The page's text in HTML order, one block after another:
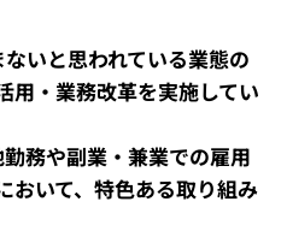
いと思われている業態の
用・業務改革を実施してい
務や副業・兼業での雇用
おいて、特色ある取り組み